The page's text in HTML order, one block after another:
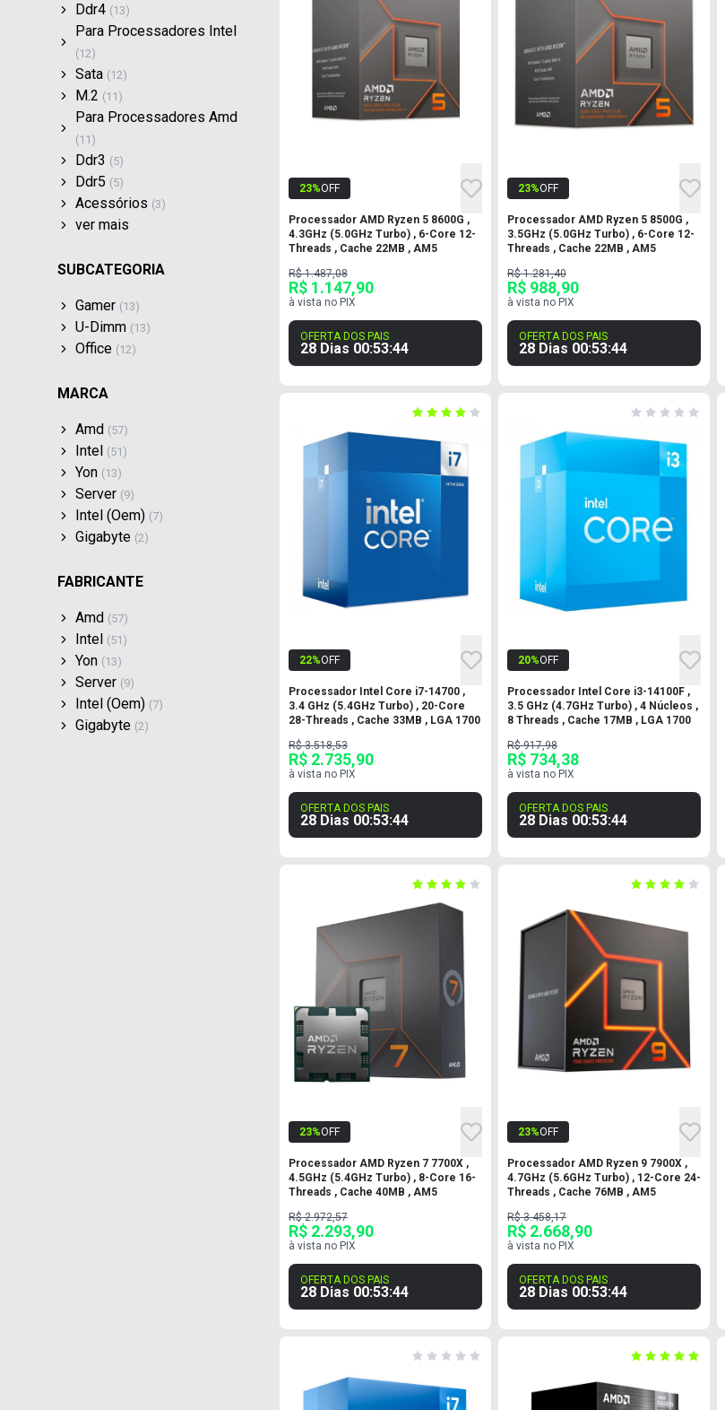
Ddr4 (13)
Para Processadores Intel
(12)
Sata (12)
M.2 (11 )
Para Processadores Amd
(11 )
Ddr3 (5)
Ddr5 (5)
Acessórios (3)
ver mais
SUBCATEGORIA
Gamer (13)
U-Dimm (13)
Office (12)
MARCA
Amd (57)
Intel (51 )
Yon (13)
Server (9)
Intel (oem) (7)
Gigabyte (2)
FABRICANTE
Amd (57)
Intel (51 )
Yon (13)
Server (9)
Intel (oem) (7)
Gigabyte (2)
23%OFF
Processador AMD Ryzen 5 8600G ,
4.3GHz (5.0GHz Turbo) , 6-Core 12-
Threads , Cache 22MB , AM5
R$ 1.487,08
R$ 1.147,90
à vista no PIX
OFERTA DOS PAIS
28 Dias 00:53:43
23%OFF
Processador AMD Ryzen 5 8500G ,
3.5GHz (5.0GHz Turbo) , 6-Core 12-
Threads , Cache 22MB , AM5
R$ 1.281,40
R$ 988,90
à vista no PIX
OFERTA DOS PAIS
28 Dias 00:53:43
22%OFF
Processador Intel Core i7-14700 ,
3.4 GHz (5.4GHz Turbo) , 20-Core
28-Threads , Cache 33MB , LGA 1700
R$ 3.518,53
R$ 2.735,90
à vista no PIX
OFERTA DOS PAIS
28 Dias 00:53:43
20%OFF
Processador Intel Core i3-14100F ,
3.5 GHz (4.7GHz Turbo) , 4 Núcleos ,
8 Threads , Cache 17MB , LGA 1700
R$ 917,98
R$ 734,38
à vista no PIX
OFERTA DOS PAIS
28 Dias 00:53:43
23%OFF
Processador AMD Ryzen 7 7700X ,
4.5GHz (5.4GHz Turbo) , 8-Core 16-
Threads , Cache 40MB , AM5
R$ 2.972,57
R$ 2.293,90
à vista no PIX
OFERTA DOS PAIS
28 Dias 00:53:43
23%OFF
Processador AMD Ryzen 9 7900X ,
4.7GHz (5.6GHz Turbo) , 12-Core 24-
Threads , Cache 76MB , AM5
R$ 3.458,17
R$ 2.668,90
à vista no PIX
OFERTA DOS PAIS
28 Dias 00:53:43